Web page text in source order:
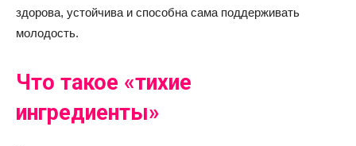
здорова, устойчива и способна сама поддерживать
молодость.
Что такое «тихие
ингредиенты»